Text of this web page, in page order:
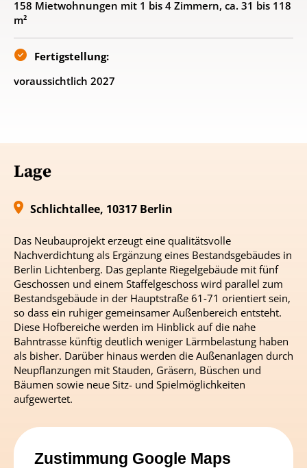
ermöglicht, neuen Wohnraum zu schaffen ohne
Neuversiegelung oder Ausweisung neuer Baugebiete. Im
Zuge der Verbesserung der urbanen Dichte sind die damit
einhergehende Schaffung ruhiger Höfe, die Aufwertung
Holzhybridbauweise zentrale Qualitäten des Projekts. (MD)
158 Mietwohnungen mit 1 bis 4 Zimmern, ca. 31 bis 118
m²
Fertigstellung:
voraussichtlich 2027
Lage
Zustimmung Google Maps
Schlichtallee, 10317 Berlin
Das Neubauprojekt erzeugt eine qualitätsvolle
Nachverdichtung als Ergänzung eines Bestandsgebäudes in
Berlin Lichtenberg. Das geplante Riegelgebäude mit fünf
Geschossen und einem Staffelgeschoss wird parallel zum
Bestandsgebäude in der Hauptstraße 61-71 orientiert sein,
so dass ein ruhiger gemeinsamer Außenbereich entsteht.
Diese Hofbereiche werden im Hinblick auf die nahe
Bahntrasse künftig deutlich weniger Lärmbelastung haben
als bisher. Darüber hinaus werden die Außenanlagen durch
Neupflanzungen mit Stauden, Gräsern, Büschen und
Bäumen sowie neue Sitz- und Spielmöglichkeiten
aufgewertet.